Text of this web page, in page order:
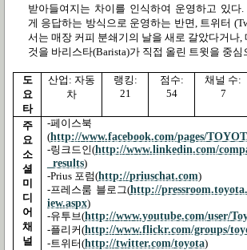
받아들여지는 차이를 인식하여 운영하고 있다.
게 응답하는 방식으로 운영하는 반면
트위터
서는 매장 커피 분쇄기의 날을 새로 갈았다거나,
것을 바리스타(Barista)가 직접 올린 트윗을 중심
도
요
타
산업 : 자동
차
랭킹 :
21
점수:
54
채널 수:
7
주
요
소
셜
미
디
어
채
널
-페이스북
(http://www.facebook.com/pages/
-링크드인(http://www.linkedin.com/
_results)
-Prius 포럼(http://priuschat.com)
-프레스룸 블로그(http://
iew.aspx)
-유투브(http://www.youtube.com/user/
-플리커(http://www.flickr.com/groups/
-트위터(http://twitter.com/toyota)